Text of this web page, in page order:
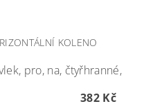
KOLENO
pro, na, čtyřhranné,
382 Kč